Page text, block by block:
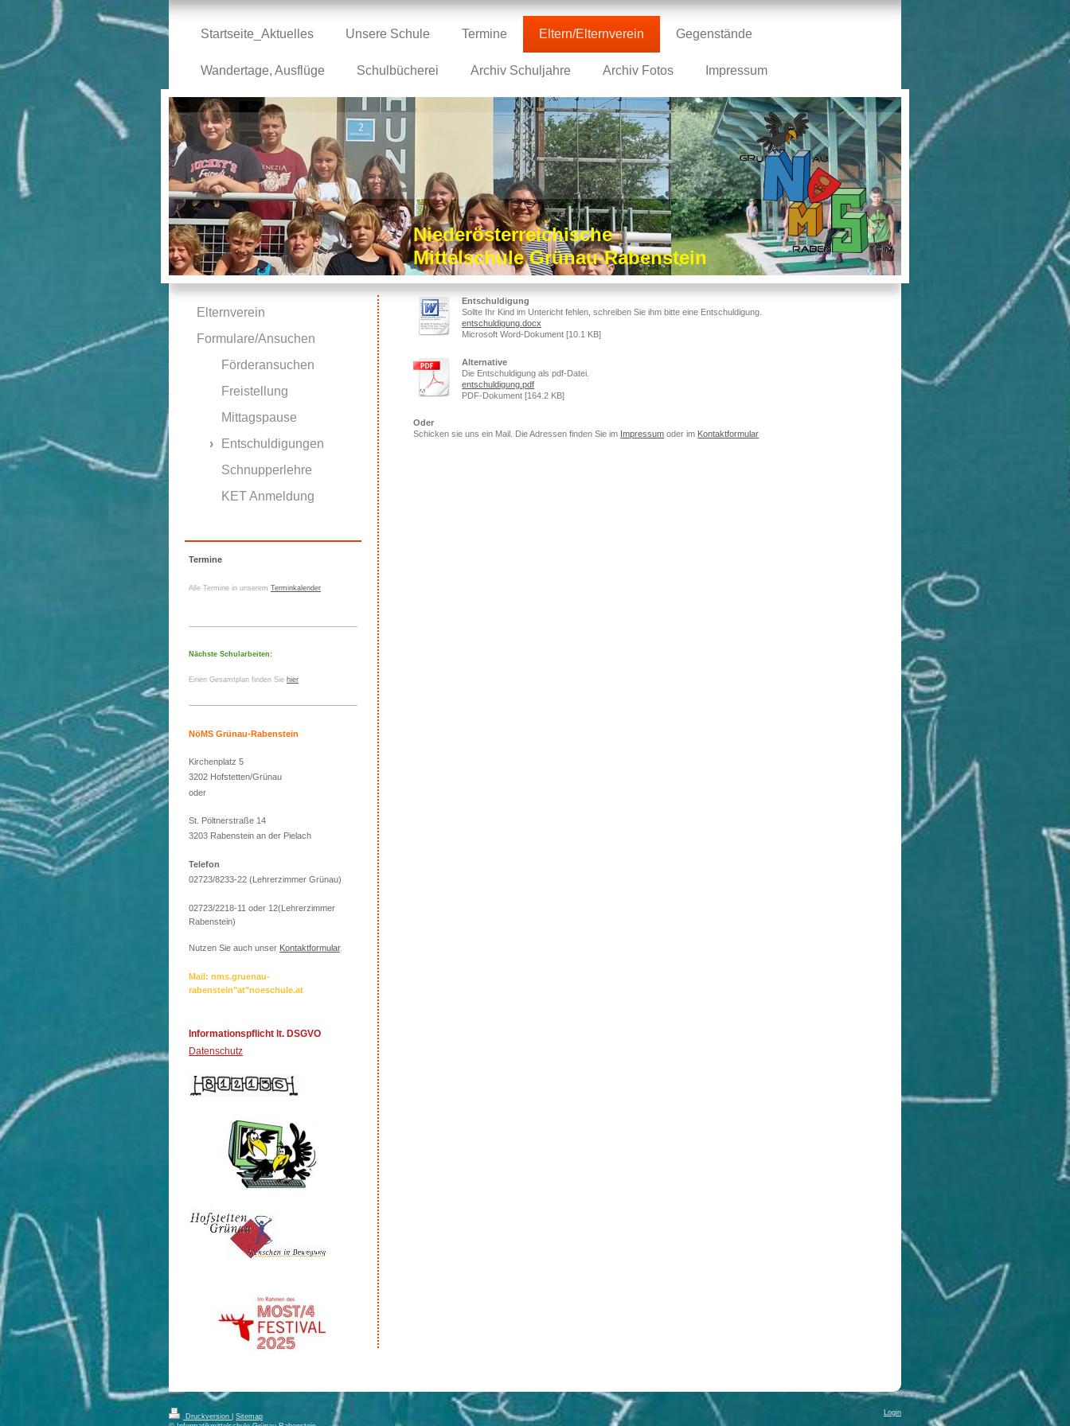
Startseite_Aktuelles Unsere Schule Termine Eltern/Elternverein Gegenstände
Wandertage, Ausflüge Schulbücherei Archiv Schuljahre Archiv Fotos Impressum
Niederösterreichische
Mittelschule Grünau-Rabenstein
Entschuldigung
Sollte Ihr Kind im Untericht fehlen, schreiben Sie ihm bitte eine Entschuldigung.
entschuldigung.docx
Microsoft Word-Dokument [10.1 KB]
Alternative
Die Entschuldigung als pdf-Datei.
entschuldigung.pdf
PDF-Dokument [164.2 KB]
Oder
Schicken sie uns ein Mail. Die Adressen finden Sie im Impressum oder im Kontaktformular
Elternverein
Formulare/Ansuchen
Förderansuchen
Freistellung
Mittagspause
Entschuldigungen
Schnupperlehre
KET Anmeldung
Termine
Alle Termine in unserem Terminkalender
Nächste Schularbeiten:
Einen Gesamtplan finden Sie hier
NöMS Grünau-Rabenstein
Kirchenplatz 5
3202 Hofstetten/Grünau
oder
St. Pöltnerstraße 14
3203 Rabenstein an der Pielach
Telefon
02723/8233-22 (Lehrerzimmer Grünau)
02723/2218-11 oder 12(Lehrerzimmer
Rabenstein)
Nutzen Sie auch unser Kontaktformular.
Mail: nms.gruenau-
rabenstein"at"noeschule.at
Informationspflicht lt. DSGVO
Datenschutz
Druckversion
Sitemap
Login